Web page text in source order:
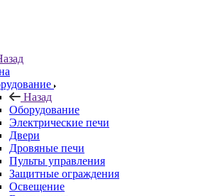
Назад
Оборудование
Электрические печи
Двери
Дровяные печи
Пульты управления
Защитные ограждения
Освещение